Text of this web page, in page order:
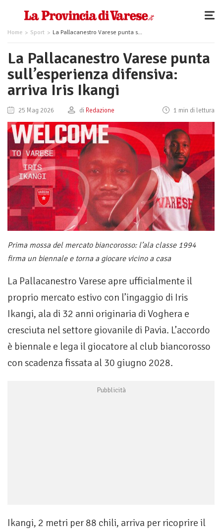
Home Sport La Pallacanestro Varese punta sull’esperienza difensiva: arriva Iris Ikangi
La Pallacanestro Varese punta
sull’esperienza difensiva:
arriva Iris Ikangi
25 Mag 2026 di Redazione 1 min di lettura
Prima mossa del mercato biancorosso: l’ala classe 1994
firma un biennale e torna a giocare vicino a casa
La Pallacanestro Varese apre ufficialmente il
proprio mercato estivo con l’ingaggio di Iris
Ikangi, ala di 32 anni originaria di Voghera e
cresciuta nel settore giovanile di Pavia. L’accordo
è biennale e lega il giocatore al club biancorosso
con scadenza fissata al 30 giugno 2028.
Ikangi, 2 metri per 88 chili, arriva per ricoprire il